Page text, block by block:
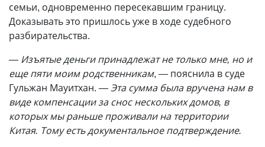
семьи, одновременно пересекавшим границу.
Доказывать это пришлось уже в ходе судебного
разбирательства.
— Изъятые деньги принадлежат не только мне, но и
еще пяти моим родственникам, — пояснила в суде
Гульжан Мауитхан. — Эта сумма была вручена нам в
виде компенсации за снос нескольких домов, в
которых мы раньше проживали на территории
Китая. Тому есть документальное подтверждение.